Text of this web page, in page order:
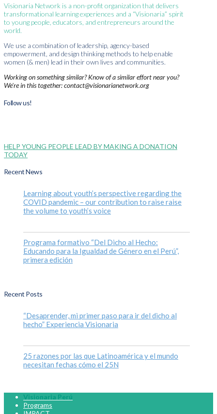
Visionaria Network is a non-profit organization that delivers
transformational learning experiences and a “Visionaria” spirit
to young people, educators, and entrepreneurs around the
world.
We use a combination of leadership, agency-based
empowerment, and design thinking methods to help enable
women (& men) lead in their own lives and communities.
Working on something similar? Know of a similar effort near you?
We're in this together: contact@visionarianetwork.org
Follow us!
HELP YOUNG PEOPLE LEAD BY MAKING A DONATION
TODAY
Recent News
Learning about youth’s perspective regarding the
COVID pandemic – our contribution to raise raise
the volume to youth’s voice
Programa formativo “Del Dicho al Hecho:
Educando para la Igualdad de Género en el Perú”,
primera edición
Recent Posts
“Desaprender, mi primer paso para ir del dicho al
hecho” Experiencia Visionaria
25 razones por las que Latinoamérica y el mundo
necesitan fechas cómo el 25N
Visionaria Perú
Programs